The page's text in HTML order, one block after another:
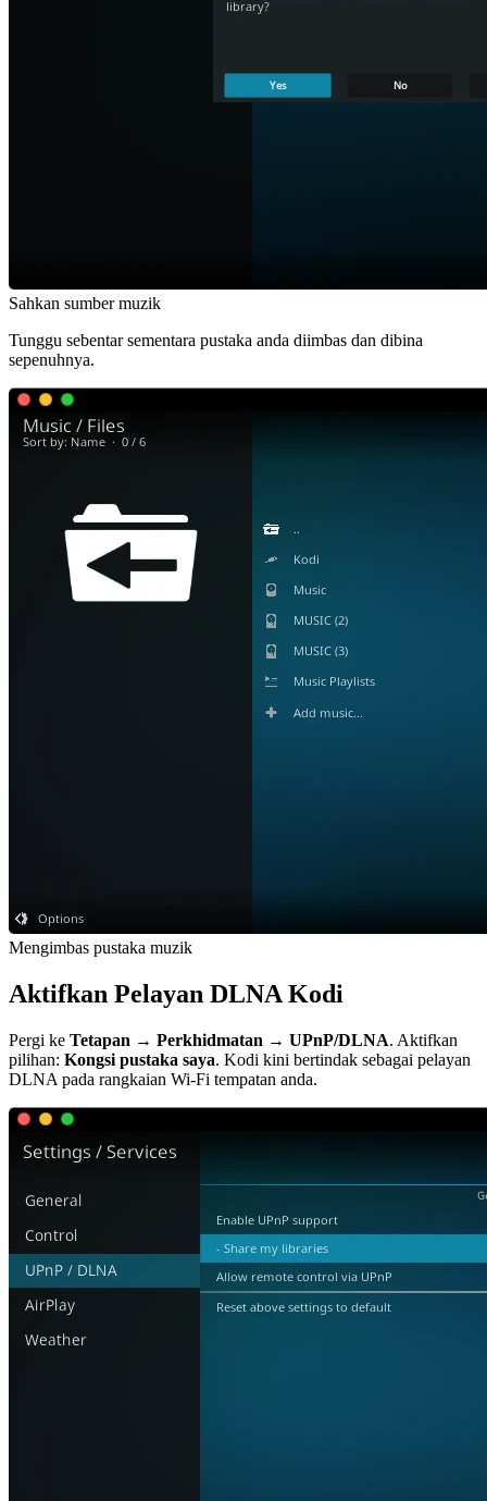
Sahkan sumber muzik
Tunggu sebentar sementara pustaka anda diimbas dan dibina
sepenuhnya.
Mengimbas pustaka muzik
Aktifkan Pelayan DLNA Kodi
Pergi ke Tetapan → Perkhidmatan → UPnP/DLNA. Aktifkan
pilihan: Kongsi pustaka saya. Kodi kini bertindak sebagai pelayan
DLNA pada rangkaian Wi-Fi tempatan anda.